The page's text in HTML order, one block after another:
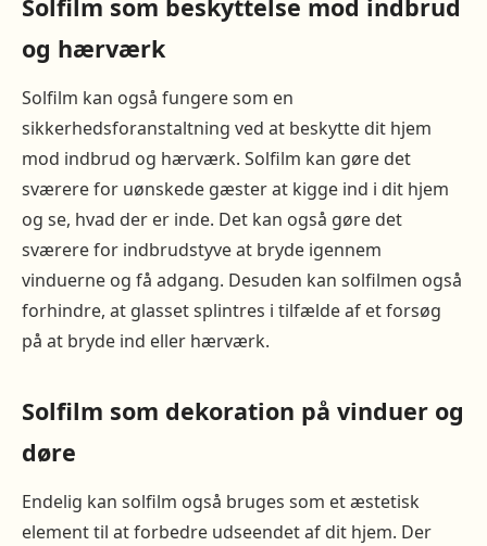
Solfilm som beskyttelse mod indbrud
og hærværk
Solfilm kan også fungere som en
sikkerhedsforanstaltning ved at beskytte dit hjem
mod indbrud og hærværk. Solfilm kan gøre det
sværere for uønskede gæster at kigge ind i dit hjem
og se, hvad der er inde. Det kan også gøre det
sværere for indbrudstyve at bryde igennem
vinduerne og få adgang. Desuden kan solfilmen også
forhindre, at glasset splintres i tilfælde af et forsøg
på at bryde ind eller hærværk.
Solfilm som dekoration på vinduer og
døre
Endelig kan solfilm også bruges som et æstetisk
element til at forbedre udseendet af dit hjem. Der